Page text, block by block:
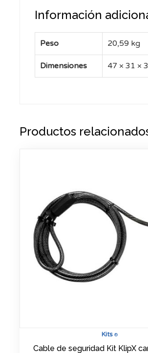
Información
Peso 20,59 kg
Dimensiones 47 × 31 ×
Productos
Kits®
Cable de seguridad Kit KlipX